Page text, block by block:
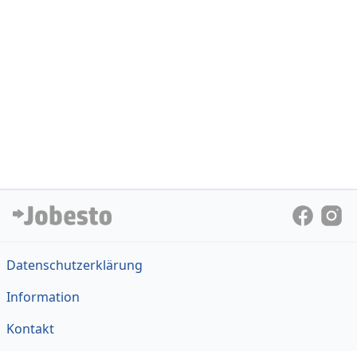
Datenschutzerklärung
Information
Kontakt